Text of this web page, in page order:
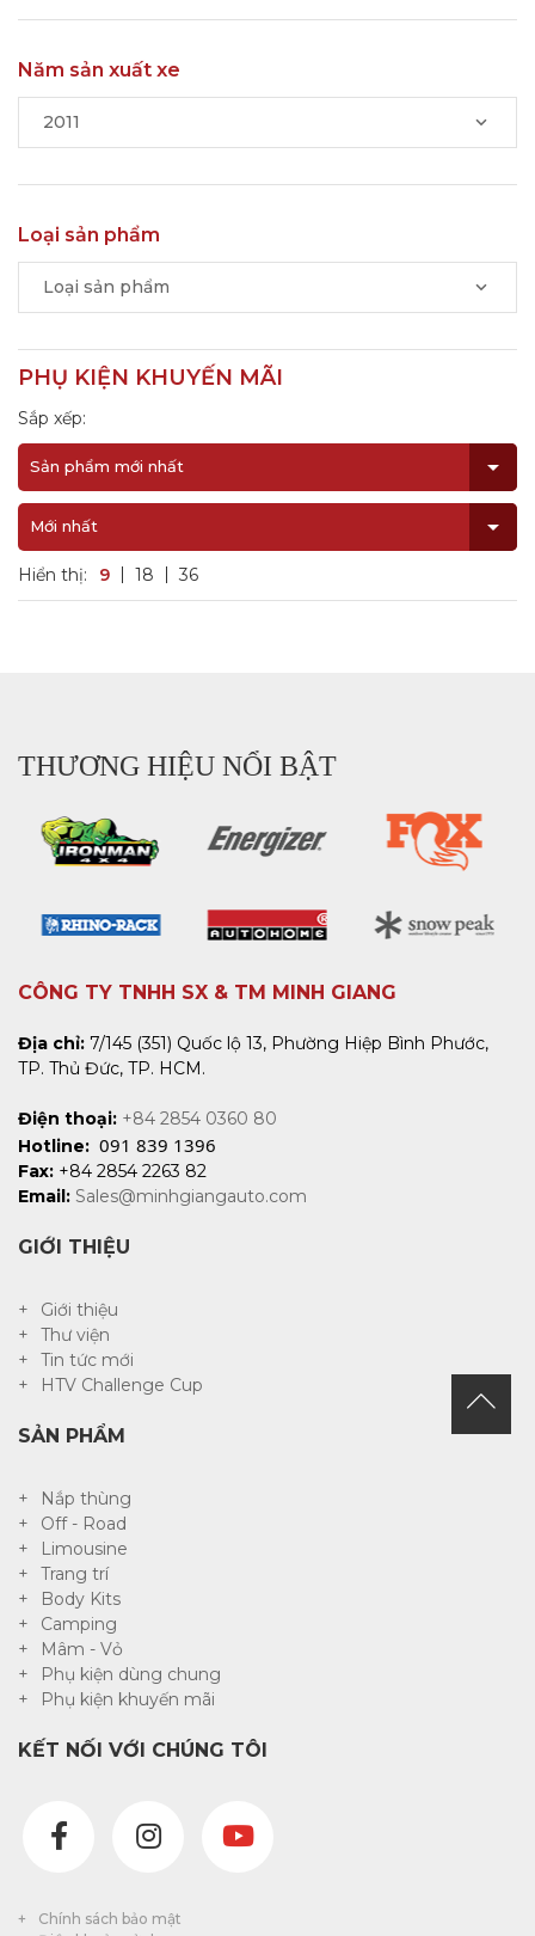
Năm sản xuất xe
2011
Loại sản phẩm
Loại sản phẩm
PHỤ KIỆN KHUYẾN MÃI
Sắp xếp:
Sản phẩm mới nhất
Mới nhất
Hiển thị: 9 18 36
THƯƠNG HIỆU NỔI BẬT
CÔNG TY TNHH SX & TM MINH GIANG
Địa chỉ: 7/145 (351) Quốc lộ 13, Phường Hiệp Bình Phước,
TP. Thủ Đức, TP. HCM.
Điện thoại: +84 2854 0360 80
Hotline: 091 839 1396
Fax: +84 2854 2263 82
Email: Sales@minhgiangauto.com
GIỚI THIỆU
Giới thiệu
Thư viện
Tin tức mới
HTV Challenge Cup
SẢN PHẨM
Nắp thùng
Off - Road
Limousine
Trang trí
Body Kits
Camping
Mâm - Vỏ
Phụ kiện dùng chung
Phụ kiện khuyến mãi
KẾT NỐI VỚI CHÚNG TÔI
Chính sách bảo mật